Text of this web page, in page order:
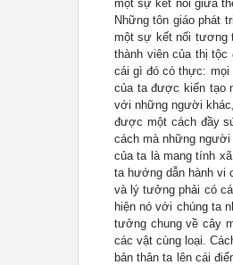
một sự kết nối giữa
Những tôn giáo phát
một sự kết nối tương
thành viên của thị
cái gì đó có thực: mọi
của ta được kiến tạo
với những người
được một cách đầy
cách mà những
của ta là mang tính
ta hướng dẫn hành vi
và lý tưởng phải có
hiện nó với chúng ta
tưởng chung về cây
các vật cùng loại.
bản thân ta lên cái